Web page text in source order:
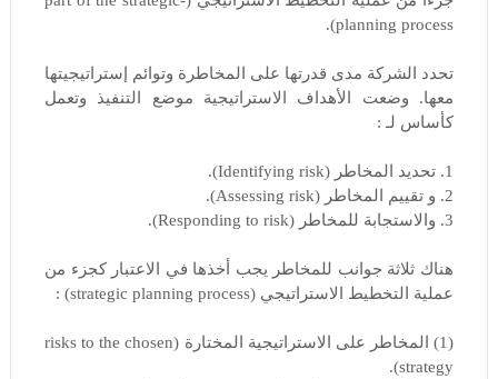
planning process).
تحدد الشركة مدى قدرتها على المخاطرة وتوائم إستراتيجيتها
معها. وضعت الأهداف الاستراتيجية موضع التنفيذ وتعمل
كأساس لـ :
1. تحديد المخاطر (Identifying risk).
2. و تقييم المخاطر (Assessing risk).
3. والاستجابة للمخاطر (Responding to risk).
هناك ثلاثة جوانب للمخاطر يجب أخذها في الاعتبار كجزء من
عملية التخطيط الاستراتيجي (strategic planning process) :
(1) المخاطر على الاستراتيجية المختارة (risks to the chosen
strategy).